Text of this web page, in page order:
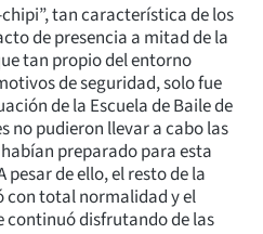
tan característica de los
de presencia a mitad de la
tan propio del entorno
de seguridad, solo fue
de la Escuela de Baile de
no pudieron llevar a cabo las
preparado para esta
pesar de ello, el resto de la
con total normalidad y el
continuó disfrutando de las